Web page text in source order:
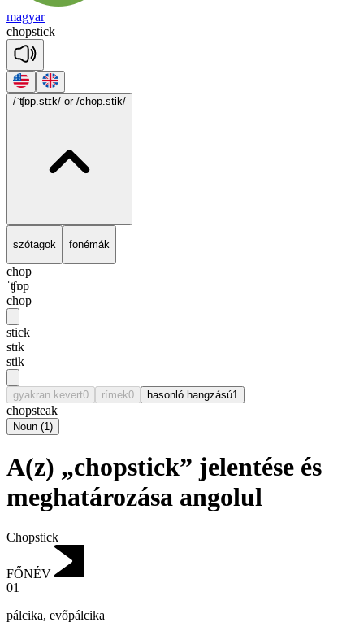
magyar
chopstick
/ˈʧɒp.stɪk/ or /chop.stik/
szótagok fonémák
chop
ˈʧɒp
chop
stick
stɪk
stik
gyakran kevert0 rímek0 hasonló hangzású1
chopsteak
Noun (1)
A(z) „chopstick” jelentése és
meghatározása angolul
Chopstick
FŐNÉV
01
pálcika, evőpálcika